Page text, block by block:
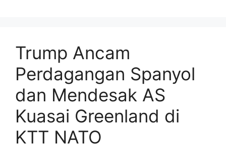
Trump Ancam
Perdagangan Spanyol
dan Mendesak AS
Kuasai Greenland di
KTT NATO